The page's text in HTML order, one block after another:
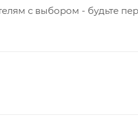
с выбором - будьте